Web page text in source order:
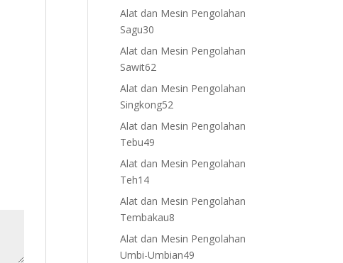
products
Alat dan Mesin Pengolahan
Sagu30
products
Alat dan Mesin Pengolahan
Sawit62
products
Alat dan Mesin Pengolahan
Singkong52
products
Alat dan Mesin Pengolahan
Tebu49
products
Alat dan Mesin Pengolahan
Teh1414
products
Alat dan Mesin Pengolahan
Tembakau8
products
Alat dan Mesin Pengolahan
Umbi-Umbian49